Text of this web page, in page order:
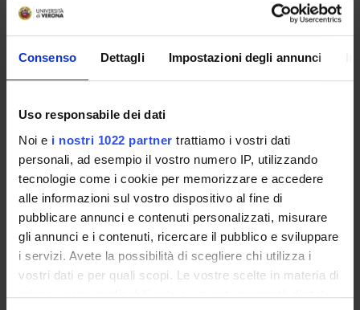
Consenso Dettagli Impostazioni degli annunci
Uso responsabile dei dati
Noi e i nostri 1022 partner trattiamo i vostri dati
personali, ad esempio il vostro numero IP, utilizzando
tecnologie come i cookie per memorizzare e accedere
alle informazioni sul vostro dispositivo al fine di
pubblicare annunci e contenuti personalizzati, misurare
gli annunci e i contenuti, ricercare il pubblico e sviluppare
i servizi. Avete la possibilità di scegliere chi utilizza i
vostri dati e per quali scopi. Le vostre scelte in materia di
privacy sono applicabili solo su questa proprietà digitale
Overview
Enrolment Policy
Prepare for your admissions tests with Univr
Courses
Academic Calendar
Lesson timetable
Degree Programme
Exam calendar
Governing bodies
Faculty staff